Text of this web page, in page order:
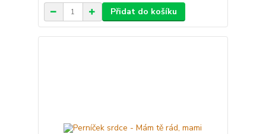
Přidat do košíku